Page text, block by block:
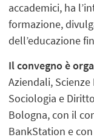
accademici, ha
formazione,
dell’educazione
Il convegno è
Aziendali,
Sociologia e
Bologna, con il
BankStation e